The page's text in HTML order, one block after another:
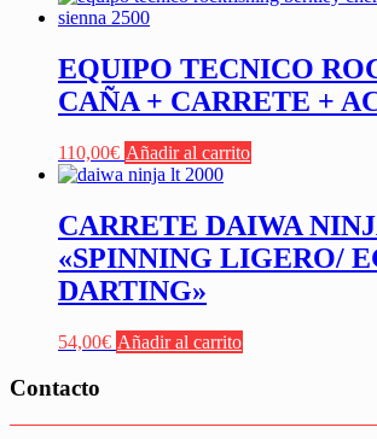
EQUIPO TECNICO
CAÑA + CARRETE +
110,00€ Añadir al carrito
CARRETE DAIWA
«SPINNING LIGERO/
DARTING»
54,00€ Añadir al carrito
Contacto